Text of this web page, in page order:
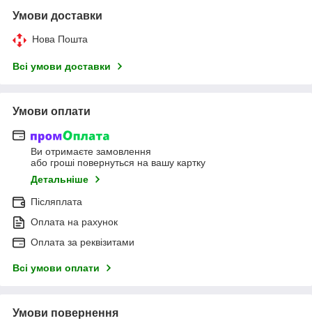
Умови доставки
Нова Пошта
Всі умови доставки
Умови оплати
Ви отримаєте замовлення
або гроші повернуться на вашу картку
Детальніше
Післяплата
Оплата на рахунок
Оплата за реквізитами
Всі умови оплати
Умови повернення